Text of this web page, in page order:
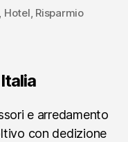
, Hotel, Risparmio
e arredamento
con dedizione